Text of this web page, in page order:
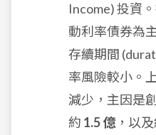
Income) 投資
動利率債券為
存續期間
率風險較小。
減少，主因是
約 1.5 億，以